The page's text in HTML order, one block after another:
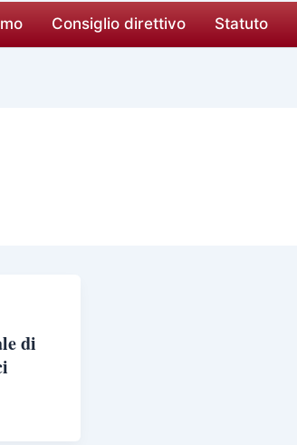
Consiglio direttivo Statuto
di